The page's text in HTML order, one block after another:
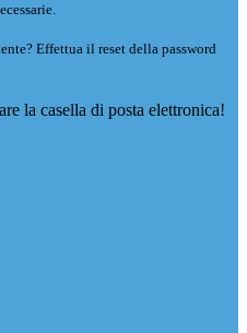
Effettua il reset della password
la casella di posta elettronica!